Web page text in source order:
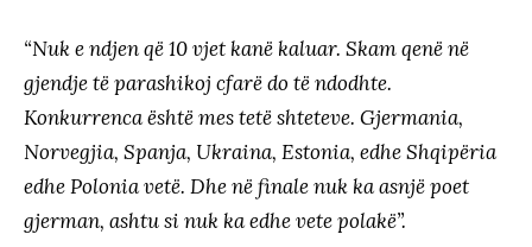
“Nuk e ndjen që 10 vjet kanë kaluar. Skam qenë në
gjendje të parashikoj cfarë do të ndodhte.
Konkurrenca është mes tetë shteteve. Gjermania,
Norvegjia, Spanja, Ukraina, Estonia, edhe Shqipëria
edhe Polonia vetë. Dhe në finale nuk ka asnjë poet
gjerman, ashtu si nuk ka edhe vete polakë”.